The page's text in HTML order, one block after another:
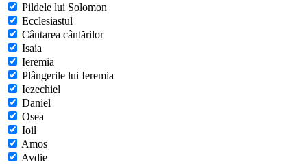
Pildele lui Solomon
Ecclesiastul
Cântarea cântărilor
Isaia
Ieremia
Plângerile lui Ieremia
Iezechiel
Daniel
Osea
Ioil
Amos
Avdie